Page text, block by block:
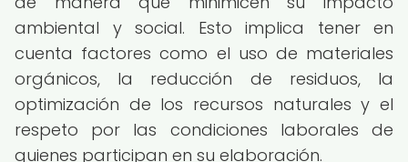
ambiental y social. Esto implica tener en
cuenta factores como el uso de materiales
orgánicos, la reducción de residuos, la
optimización de los recursos naturales y el
respeto por las condiciones laborales de
quienes participan en su elaboración.